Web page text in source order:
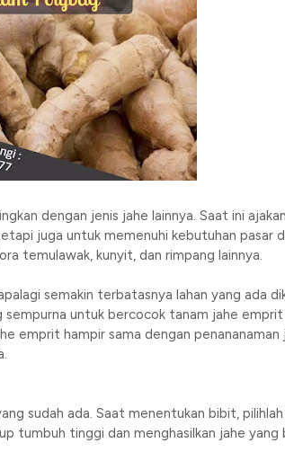
dengan jenis jahe lainnya. Saat ini
juga untuk memenuhi kebutuhan pasar
temulawak, kunyit, dan rimpang lainnya.
semakin terbatasnya lahan yang ada
sempurna untuk bercocok tanam jahe
emprit hampir sama dengan penananaman
sudah ada. Saat menentukan bibit,
tumbuh tinggi dan menghasilkan jahe